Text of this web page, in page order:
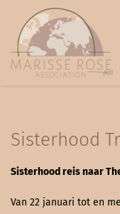
Sisterhood
Sisterhood reis naar
Van 22 januari tot en